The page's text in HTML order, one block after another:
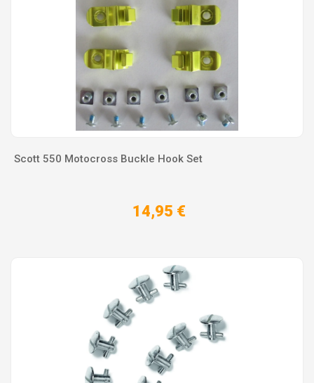
Scott 550 Motocross Buckle Hook Set
14,95 €